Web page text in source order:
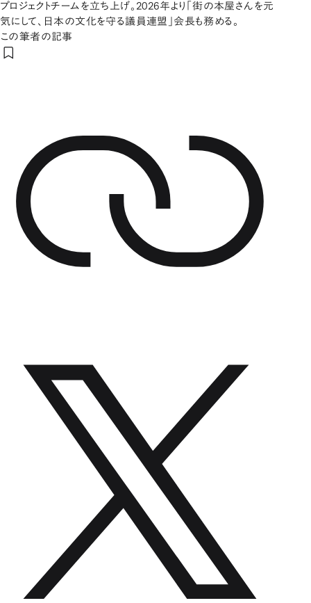
プロジェクトチームを立ち上げ。2026年より「街の本屋さんを元
気にして、日本の文化を守る議員連盟」会長も務める。
この筆者の記事